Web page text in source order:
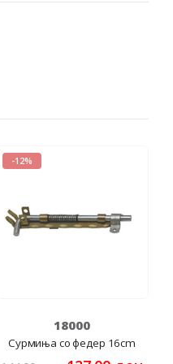
-12%
18000
Сурмиња со федер 16cm